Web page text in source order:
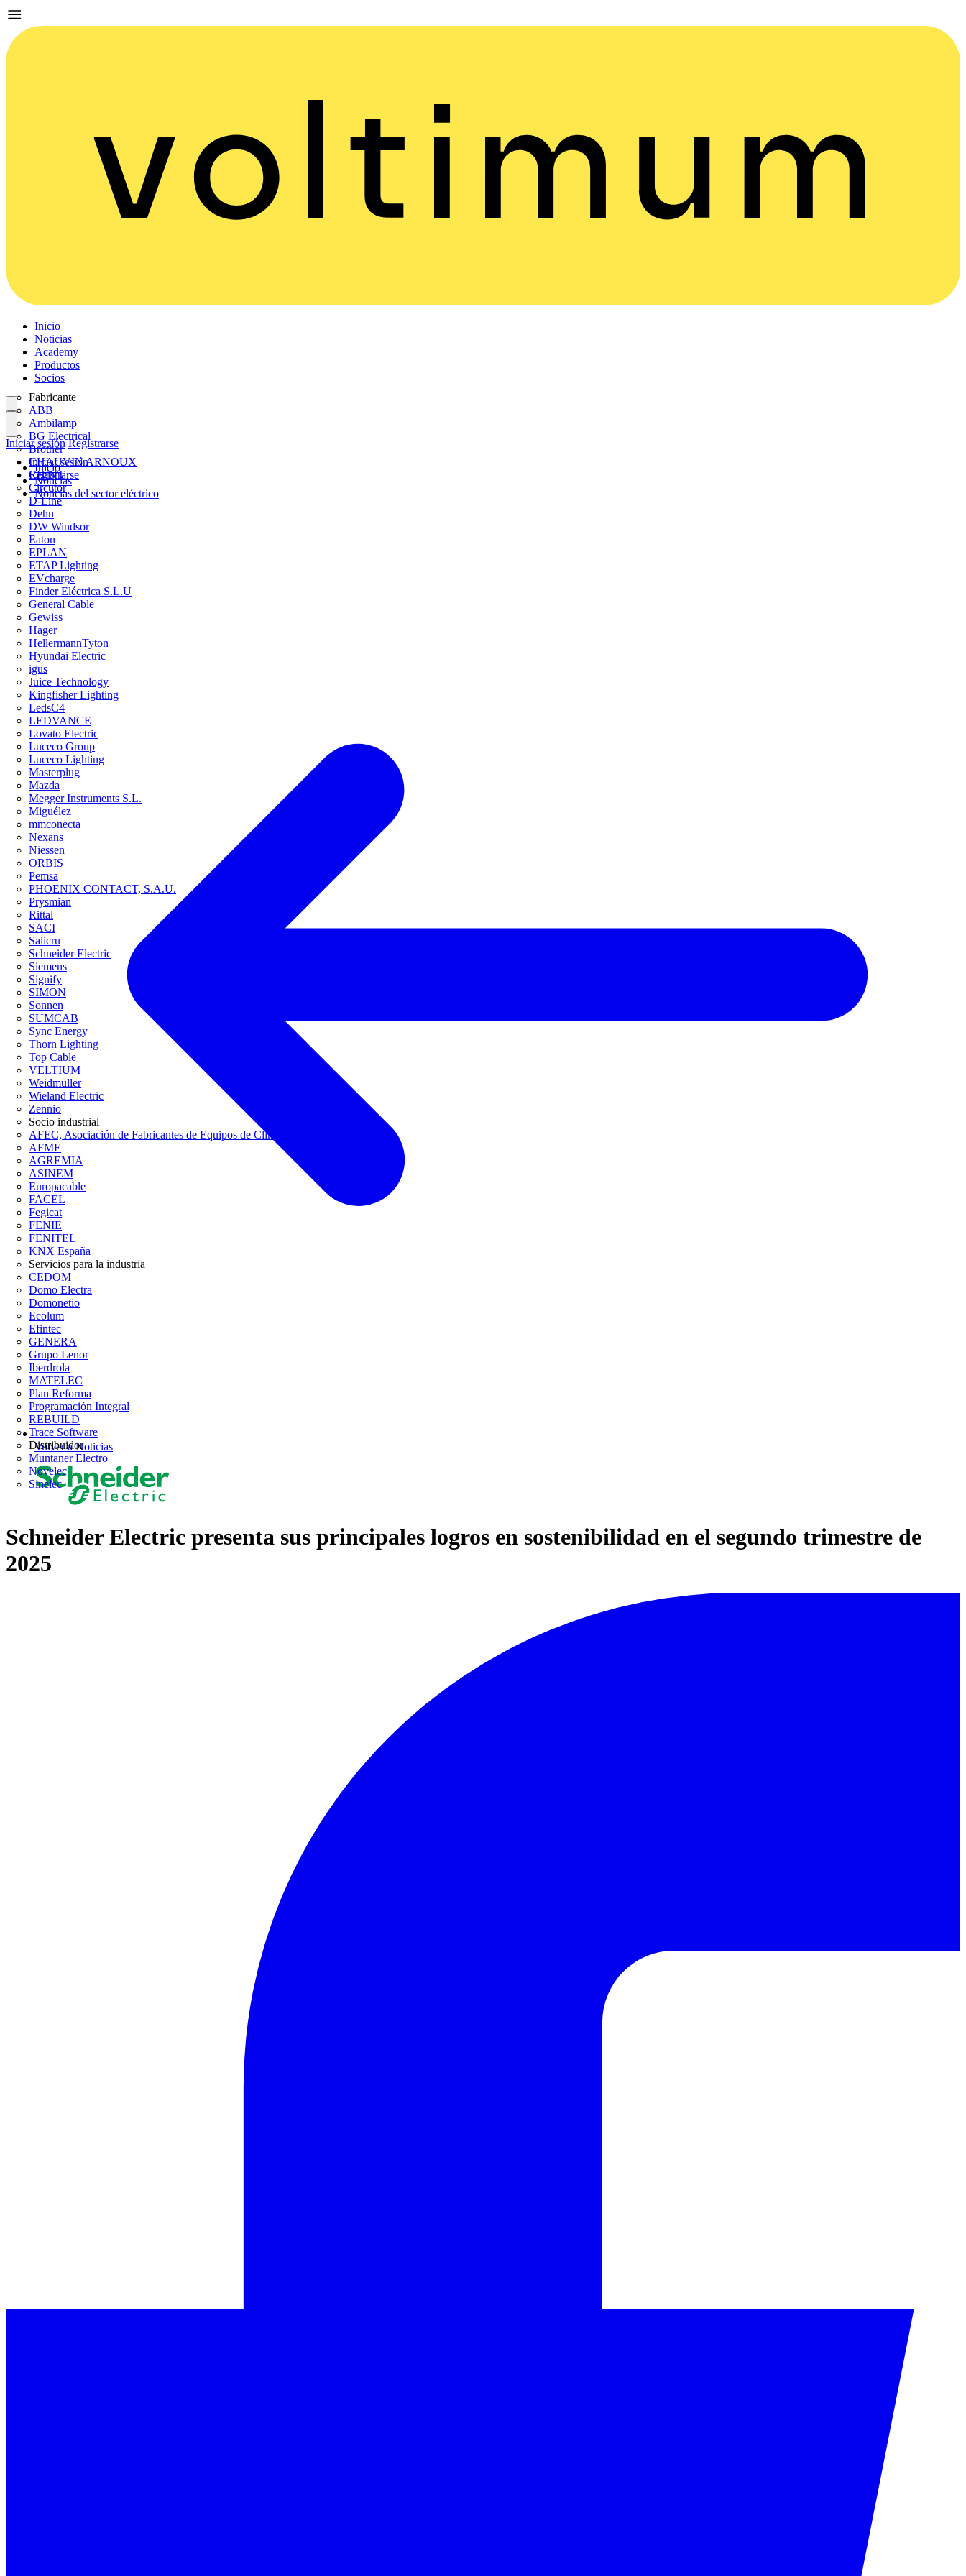
Inicio
Noticias
Academy
Productos
Socios
Fabricante
ABB
Ambilamp
BG Electrical
Brother
CHAUVIN ARNOUX
CHINT
Circutor
D-Line
Dehn
DW Windsor
Eaton
EPLAN
ETAP Lighting
EVcharge
Finder Eléctrica S.L.U
General Cable
Gewiss
Hager
HellermannTyton
Hyundai Electric
igus
Juice Technology
Kingfisher Lighting
LedsC4
LEDVANCE
Lovato Electric
Luceco Group
Luceco Lighting
Masterplug
Mazda
Megger Instruments S.L.
Miguélez
mmconecta
Nexans
Niessen
ORBIS
Pemsa
PHOENIX CONTACT, S.A.U.
Prysmian
Rittal
SACI
Salicru
Schneider Electric
Siemens
Signify
SIMON
Sonnen
SUMCAB
Sync Energy
Thorn Lighting
Top Cable
VELTIUM
Weidmüller
Wieland Electric
Zennio
Socio industrial
AFEC, Asociación de Fabricantes de Equipos de Climatización
AFME
AGREMIA
ASINEM
Europacable
FACEL
Fegicat
FENIE
FENITEL
KNX España
Servicios para la industria
CEDOM
Domo Electra
Domonetio
Ecolum
Efintec
GENERA
Grupo Lenor
Iberdrola
MATELEC
Plan Reforma
Programación Integral
REBUILD
Trace Software
Distribuidor
Muntaner Electro
Novelec
Sinelec
Iniciar sesión
Registrarse
Iniciar sesión Registrarse
Inicio
Noticias
Noticias del sector eléctrico
Volver a Noticias
Schneider Electric presenta sus principales logros en sostenibilidad en el segundo trimestre de
2025